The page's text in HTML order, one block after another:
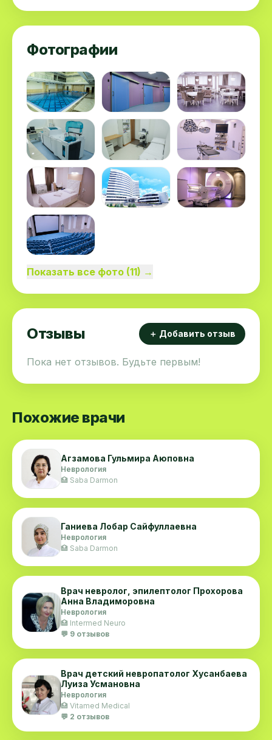
Фотографии
Показать все фото (11) →
Отзывы ＋ Добавить отзыв
Пока нет отзывов. Будьте первым!
Похожие врачи
Агзамова Гульмира Аюповна
Неврология
🏥 Saba Darmon
Ганиева Лобар Сайфуллаевна
Неврология
🏥 Saba Darmon
Врач невролог, эпилептолог Прохорова
Анна Владиморовна
Неврология
🏥 Intermed Neuro
💬 9 отзывов
Врач детский невропатолог Хусанбаева
Луиза Усмановна
Неврология
🏥 Vitamed Medical
💬 2 отзывов